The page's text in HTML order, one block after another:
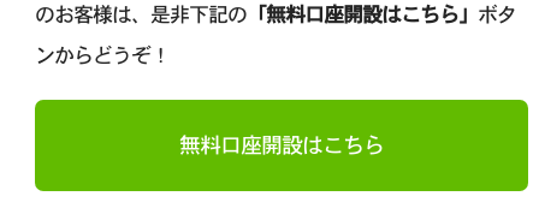
のお客様は、是非下記の「無料口座開設はこちら」 ボタ
ンからどうぞ！
無料口座開設はこちら